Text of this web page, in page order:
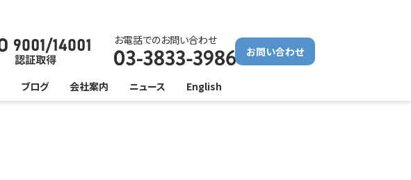
お問い合わせ
お電話でのお問い合わせ
ブログ 会社案内 ニュース English